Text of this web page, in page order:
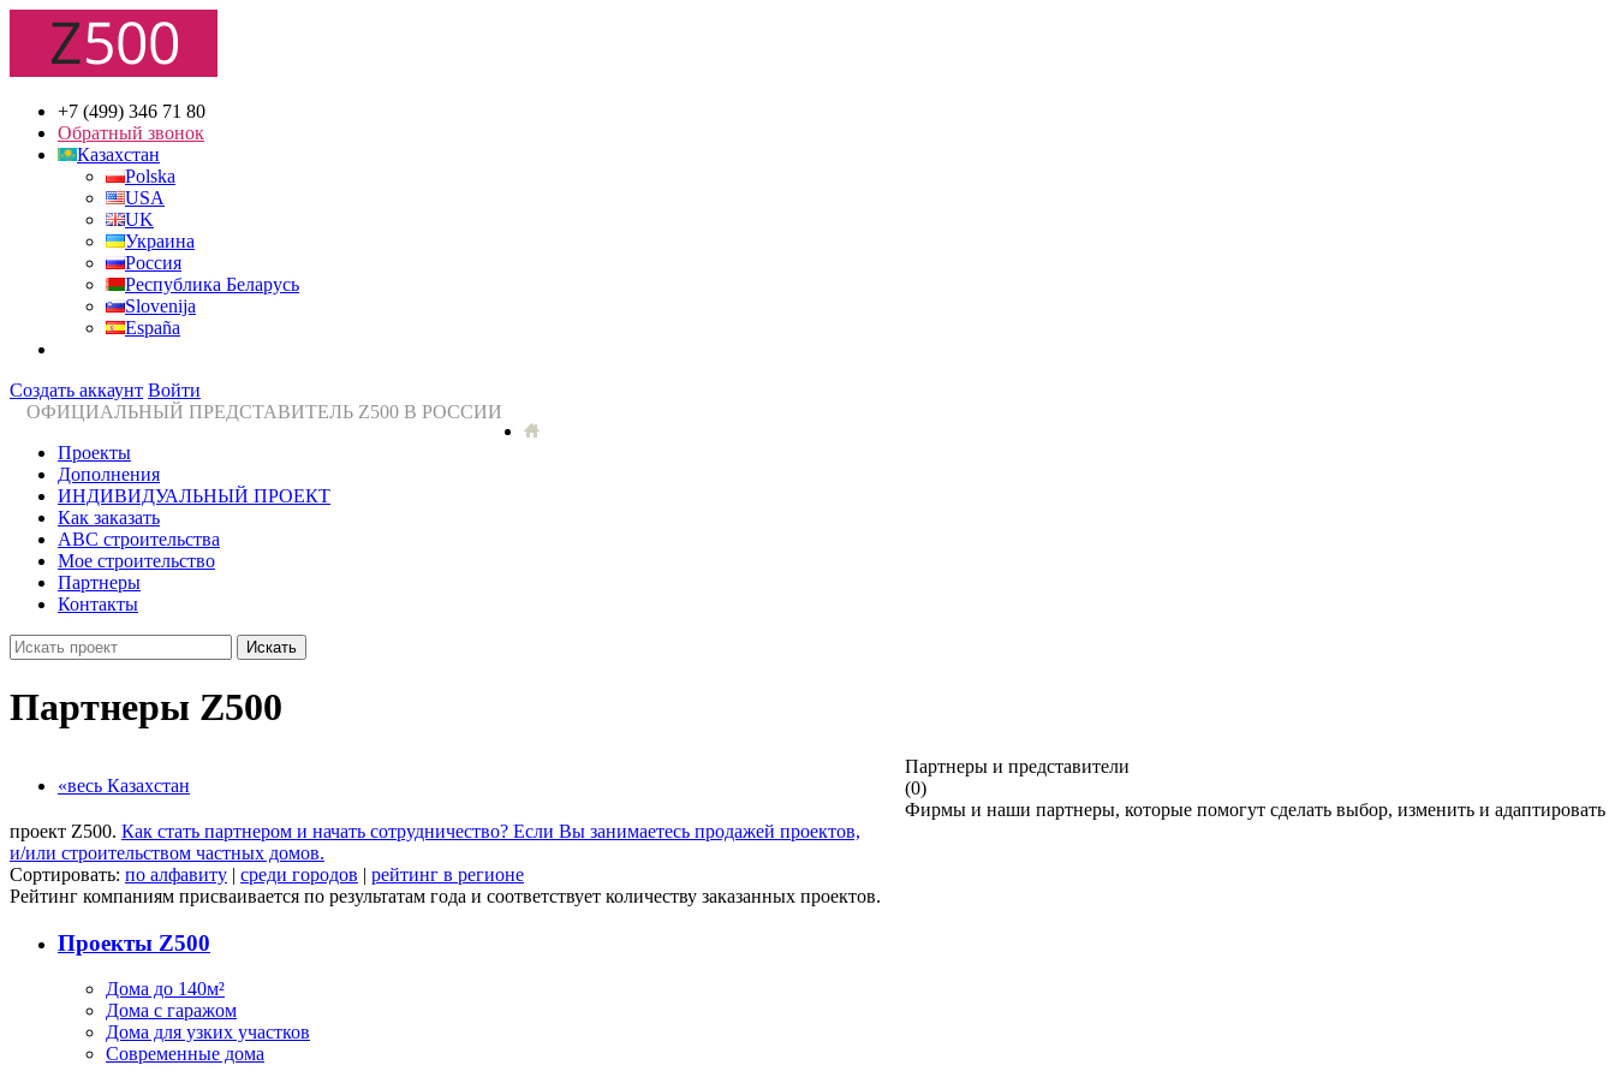
+7 (499) 346 71 80
Обратный звонок
Казахстан
Polska
USA
UK
Украина
Россия
Республика Беларусь
Slovenija
España
Создать аккаунт Войти
ОФИЦИАЛЬНЫЙ ПРЕДСТАВИТЕЛЬ Z500 В РОССИИ
Проекты
Дополнения
ИНДИВИДУАЛЬНЫЙ ПРОЕКТ
Как заказать
ABC строительства
Мое строительство
Партнеры
Контакты
Искать
Партнеры Z500
«весь Казахстан
Партнеры и представители
(0)
Фирмы и наши партнеры, которые помогут сделать выбор, изменить и адаптировать
проект Z500. Как стать партнером и начать сотрудничество? Если Вы занимаетесь продажей проектов,
и/или строительством частных домов.
Сортировать: по алфавиту | среди городов | рейтинг в регионе
Рейтинг компаниям присваивается по результатам года и соответствует количеству заказанных проектов.
Проекты Z500
Дома до 140м²
Дома с гаражом
Дома для узких участков
Современные дома